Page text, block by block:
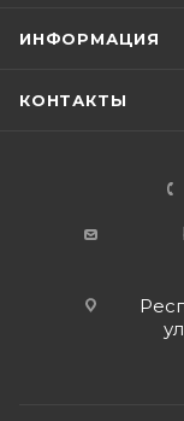
ИНФОРМАЦИЯ
КОНТАКТЫ